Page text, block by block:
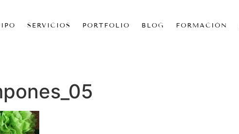
SERVICIOS PORTFOLIO BLOG FORMACIÓN